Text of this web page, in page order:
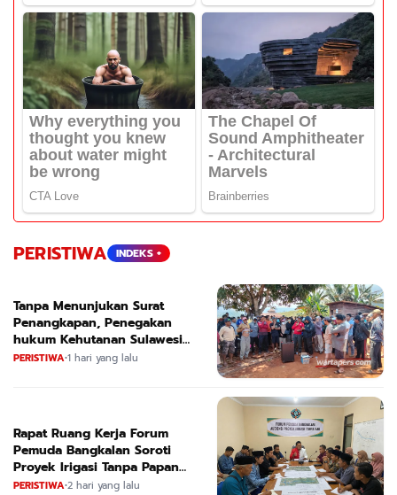
PERISTIWA INDEKS +
Tanpa Menunjukan Surat
Penangkapan, Penegakan
hukum Kehutanan Sulawesi
Selatan Culik Petani Ladah Di
PERISTIWA•1 hari yang lalu
Rapat Ruang Kerja Forum
Pemuda Bangkalan Soroti
Proyek Irigasi Tanpa Papan
Nama
PERISTIWA•2 hari yang lalu